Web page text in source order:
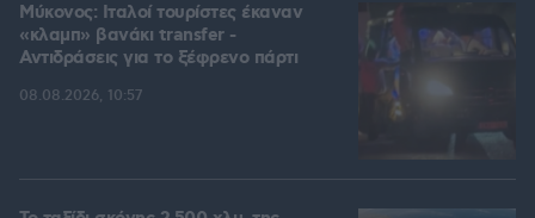
Μύκονος: Ιταλοί τουρίστες έκαναν
«κλαμπ» βανάκι transfer -
Αντιδράσεις για το ξέφρενο πάρτι
08.08.2026, 10:57